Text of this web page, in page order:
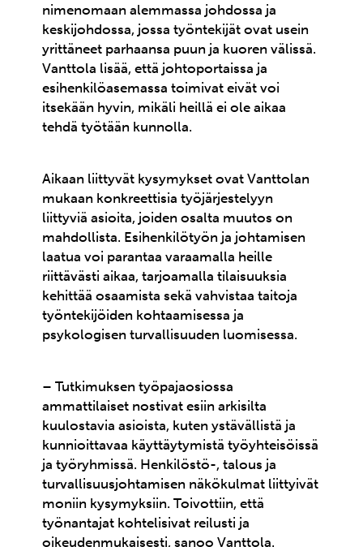
nimenomaan alemmassa johdossa ja
keskijohdossa, jossa työntekijät ovat usein
yrittäneet parhaansa puun ja kuoren välissä.
Vanttola lisää, että johtoportaissa ja
esihenkilöasemassa toimivat eivät voi
itsekään hyvin, mikäli heillä ei ole aikaa
tehdä työtään kunnolla.
Aikaan liittyvät kysymykset ovat Vanttolan
mukaan konkreettisia työjärjestelyyn
liittyviä asioita, joiden osalta muutos on
mahdollista. Esihenkilötyön ja johtamisen
laatua voi parantaa varaamalla heille
riittävästi aikaa, tarjoamalla tilaisuuksia
kehittää osaamista sekä vahvistaa taitoja
työntekijöiden kohtaamisessa ja
psykologisen turvallisuuden luomisessa.
– Tutkimuksen työpajaosiossa
ammattilaiset nostivat esiin arkisilta
kuulostavia asioista, kuten ystävällistä ja
kunnioittavaa käyttäytymistä työyhteisöissä
ja työryhmissä. Henkilöstö-, talous ja
turvallisuusjohtamisen näkökulmat liittyivät
moniin kysymyksiin. Toivottiin, että
työnantajat kohtelisivat reilusti ja
oikeudenmukaisesti, sanoo Vanttola.